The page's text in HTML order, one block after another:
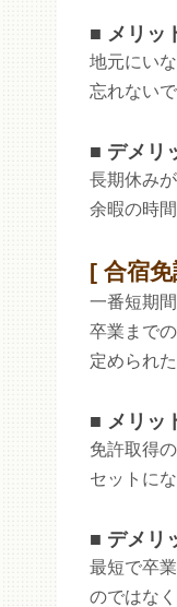
メリッ
地元にい
忘れない
デメリ
長期休み
余暇の時
合宿
一番短期
卒業まで
定められ
メリッ
免許取得
セットに
デメリ
最短で卒
のではな